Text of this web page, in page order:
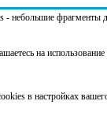
- небольшие фрагменты
на
в настройках